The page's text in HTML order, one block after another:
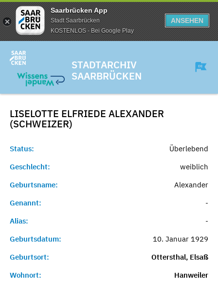
Saarbrücken App
Stadt Saarbrücken
KOSTENLOS - Bei Google Play
ANSEHEN
STADTARCHIV
SAARBRÜCKEN
LISELOTTE ELFRIEDE ALEXANDER
(SCHWEIZER)
Status:
Überlebend
Geschlecht:
weiblich
Geburtsname:
Alexander
Genannt:
-
Alias:
-
Geburtsdatum:
10. Januar 1929
Geburtsort:
Ottersthal, Elsaß
Wohnort:
Hanweiler